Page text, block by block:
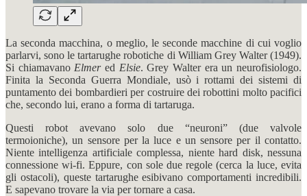
La seconda macchina, o meglio, le seconde macchine di cui voglio
parlarvi, sono le tartarughe robotiche di William Grey Walter (1949).
Si chiamavano Elmered Elsie. Grey Walter era un neurofisiologo.
Finita la Seconda Guerra Mondiale, usò i rottami dei sistemi di
puntamento dei bombardieri per costruire dei robottini molto pacifici
che, secondo lui, erano a forma di tartaruga.
Questi robot avevano solo due “neuroni” (due valvole
termoioniche), un sensore per la luce e un sensore per il contatto.
Niente intelligenza artificiale complessa, niente hard disk, nessuna
connessione wi-fi. Eppure, con sole due regole (cerca la luce, evita
gli ostacoli), queste tartarughe esibivano comportamenti incredibili.
E sapevano trovare la via per tornare a casa.